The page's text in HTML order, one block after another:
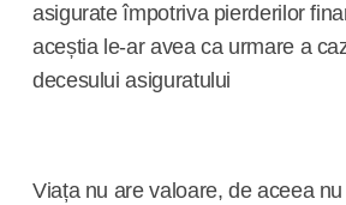
asigurate împotriva pierderilor
aceștia le-ar avea ca urmare a
decesului asiguratului
Viața nu are valoare, de aceea